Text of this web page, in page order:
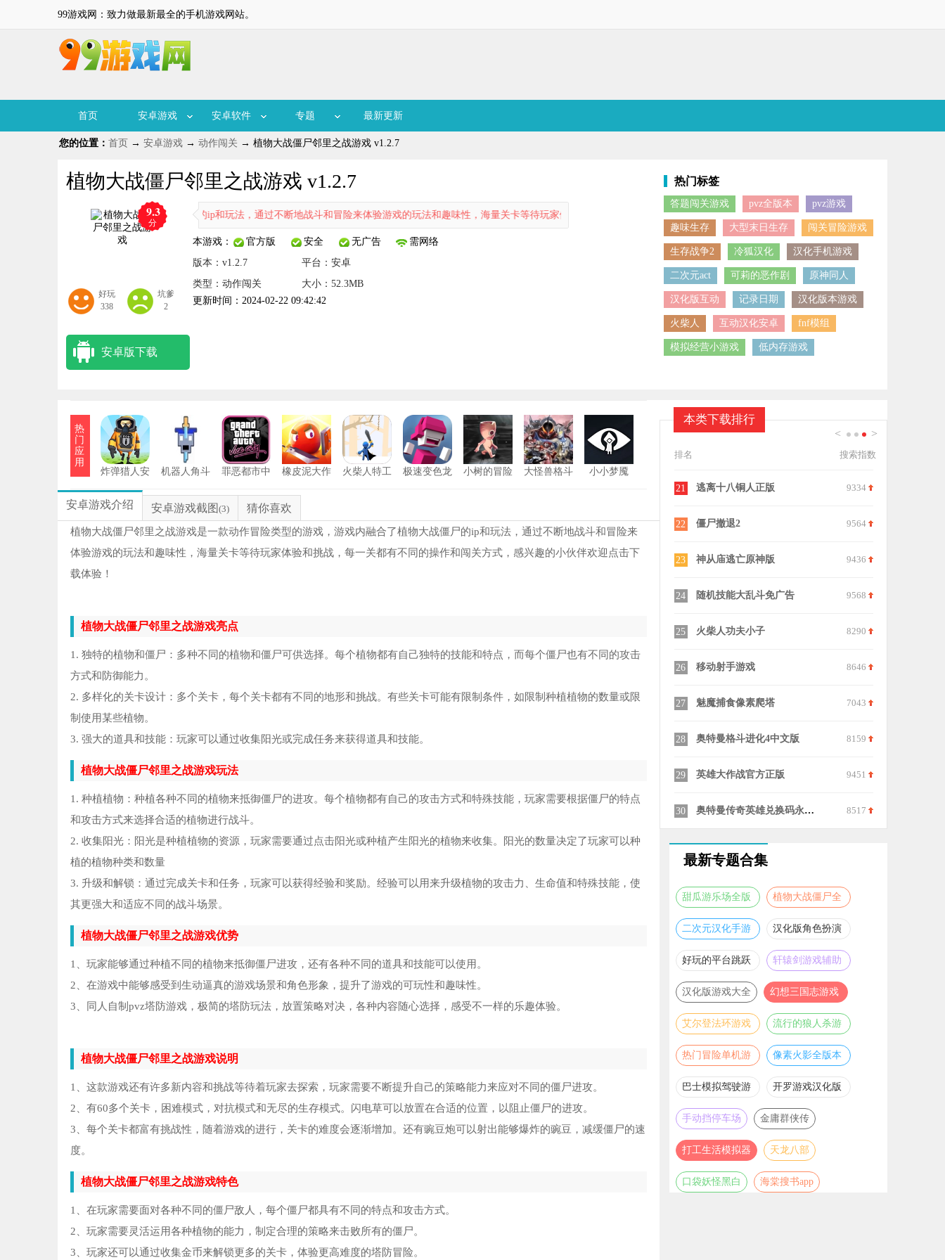
99游戏网：致力做最新最全的手机游戏网站。
首页 安卓游戏 安卓软件 专题 最新更新
您的位置： 首页 → 安卓游戏 → 动作闯关 → 植物大战僵尸邻里之战游戏 v1.2.7
植物大战僵尸邻里之战游戏 v1.2.7
9.3
分
好玩
338
坑爹
2
的游戏，游戏内融合了植物大战僵尸的ip和玩法，通过不断地战斗和冒险来体验游戏的玩法和趣味性，海量关卡等待玩家体验和挑战，每一关都有不同的操作和闯关方式，感兴趣的小伙伴欢迎点击下载体验！
本游戏： 官方版 安全 无广告
需网络
版本：v1.2.7
平台： 安卓
类型：动作闯关
大小：52.3MB
更新时间：2024-02-22 09:42:42
安卓版下载
热门标签
答题闯关游戏 pvz全版本 pvz游戏
趣味生存 大型末日生存 闯关冒险游戏
生存战争2 冷狐汉化 汉化手机游戏
二次元act 可莉的恶作剧 原神同人
汉化版互动 记录日期 汉化版本游戏
火柴人 互动汉化安卓 fnf模组
模拟经营小游戏 低内存游戏
热
门
应
用
炸弹猎人安
机器人角斗
罪恶都市中
橡皮泥大作
火柴人特工
极速变色龙
小树的冒险
大怪兽格斗 小小梦魇
安卓游戏介绍 安卓游戏截图 (3) 猜你喜欢
植物大战僵尸邻里之战游戏是一款动作冒险类型的游戏，游戏内融合了植物大战僵尸的ip和玩法，通过不断地战斗和冒险来
体验游戏的玩法和趣味性，海量关卡等待玩家体验和挑战，每一关都有不同的操作和闯关方式，感兴趣的小伙伴欢迎点击下
载体验！
植物大战僵尸邻里之战游戏亮点
1. 独特的植物和僵尸：多种不同的植物和僵尸可供选择。每个植物都有自己独特的技能和特点，而每个僵尸也有不同的攻击
方式和防御能力。
2. 多样化的关卡设计：多个关卡，每个关卡都有不同的地形和挑战。有些关卡可能有限制条件，如限制种植植物的数量或限
制使用某些植物。
3. 强大的道具和技能：玩家可以通过收集阳光或完成任务来获得道具和技能。
植物大战僵尸邻里之战游戏玩法
1. 种植植物：种植各种不同的植物来抵御僵尸的进攻。每个植物都有自己的攻击方式和特殊技能，玩家需要根据僵尸的特点
和攻击方式来选择合适的植物进行战斗。
2. 收集阳光：阳光是种植植物的资源，玩家需要通过点击阳光或种植产生阳光的植物来收集。阳光的数量决定了玩家可以种
植的植物种类和数量
3. 升级和解锁：通过完成关卡和任务，玩家可以获得经验和奖励。经验可以用来升级植物的攻击力、生命值和特殊技能，使
其更强大和适应不同的战斗场景。
植物大战僵尸邻里之战游戏优势
1、玩家能够通过种植不同的植物来抵御僵尸进攻，还有各种不同的道具和技能可以使用。
2、在游戏中能够感受到生动逼真的游戏场景和角色形象，提升了游戏的可玩性和趣味性。
3、同人自制pvz塔防游戏，极简的塔防玩法，放置策略对决，各种内容随心选择，感受不一样的乐趣体验。
植物大战僵尸邻里之战游戏说明
1、这款游戏还有许多新内容和挑战等待着玩家去探索，玩家需要不断提升自己的策略能力来应对不同的僵尸进攻。
2、有60多个关卡，困难模式，对抗模式和无尽的生存模式。闪电草可以放置在合适的位置，以阻止僵尸的进攻。
3、每个关卡都富有挑战性，随着游戏的进行，关卡的难度会逐渐增加。还有豌豆炮可以射出能够爆炸的豌豆，减缓僵尸的速
度。
植物大战僵尸邻里之战游戏特色
1、在玩家需要面对各种不同的僵尸敌人，每个僵尸都具有不同的特点和攻击方式。
2、玩家需要灵活运用各种植物的能力，制定合理的策略来击败所有的僵尸。
3、玩家还可以通过收集金币来解锁更多的关卡，体验更高难度的塔防冒险。
本类下载排行
< >
排名 搜索指数
2 夸父追日内置功能菜单版 8548
3 奥特曼格斗进化重生中文版 7201
7 我的勇者uu版 6619
8 末日勇闯魔物娘巢穴游戏
12 火柴人战争遗产正版 9685
13 决斗火柴人小游戏
17 绝地生存
21 逃离十八铜人正版 9334
22 僵尸撤退2 9564
23 神从庙逃亡原神版 9436
24 随机技能大乱斗免广告 9568
25 火柴人功夫小子 8290
26 移动射手游戏 8646
27 魅魔捕食像素爬塔 7043
28 奥特曼格斗进化4中文版 8159
29 英雄大作战官方正版 9451
30 奥特曼传奇英雄兑换码永久有效2026 8517
最新专题合集
甜瓜游乐场全版
本合集
植物大战僵尸全
版本合集
二次元汉化手游
推荐
汉化版角色扮演
游戏大全
好玩的平台跳跃
游戏合集
轩辕剑游戏辅助
合集
汉化版游戏大全
幻想三国志游戏
辅助合集
艾尔登法环游戏
辅助合集
流行的狼人杀游
戏合集
热门冒险单机游
戏合集
像素火影全版本
合集
巴士模拟驾驶游
戏合集
开罗游戏汉化版
大全
手动挡停车场
金庸群侠传
打工生活模拟器 天龙八部
口袋妖怪黑白 海棠搜书app